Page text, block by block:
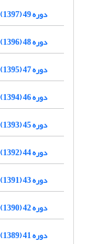
دوره 49 (1397)
دوره 48 (1396)
دوره 47 (1395)
دوره 46 (1394)
دوره 45 (1393)
دوره 44 (1392)
دوره 43 (1391)
دوره 42 (1390)
دوره 41 (1389)